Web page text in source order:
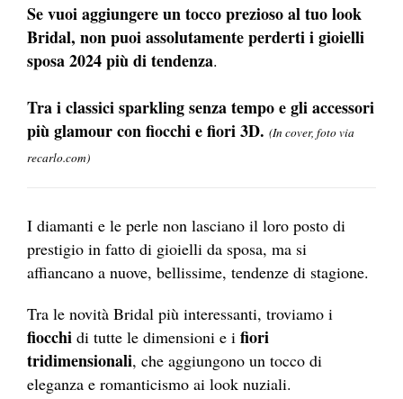
Se vuoi aggiungere un tocco prezioso al tuo look
Bridal, non puoi assolutamente perderti i gioielli
sposa 2024 più di tendenza.
Tra i classici sparkling senza tempo e gli accessori
più glamour con fiocchi e fiori 3D. (In cover, foto via
recarlo.com)
I diamanti e le perle non lasciano il loro posto di
prestigio in fatto di gioielli da sposa, ma si
affiancano a nuove, bellissime, tendenze di stagione.
Tra le novità Bridal più interessanti, troviamo i
fiocchi di tutte le dimensioni e i fiori
tridimensionali, che aggiungono un tocco di
eleganza e romanticismo ai look nuziali.